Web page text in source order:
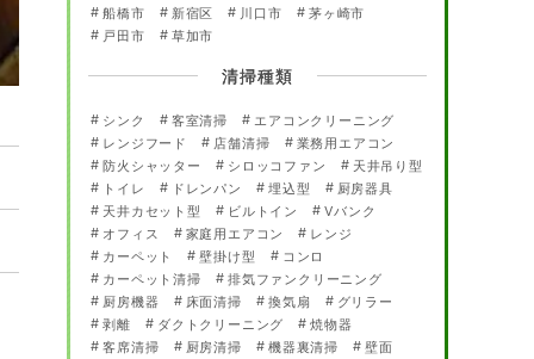
船橋市
新宿区 川口市
茅ヶ崎市
戸田市
草加市
清掃種類
シンク 客室清掃
エアコンクリーニング
レンジフード
店舗清掃
業務用エアコン
防火シャッター
シロッコファン
天井吊り型
トイレ
ドレンパン 埋込型
厨房器具
天井カセット型
ビルトイン
Vバンク
オフィス
家庭用エアコン
レンジ
カーペット
壁掛け型
コンロ
カーペット清掃
排気ファンクリーニング
厨房機器
床面清掃 換気扇
グリラー
剥離
ダクトクリーニング
焼物器
客席清掃
厨房清掃 機器裏清掃
壁面